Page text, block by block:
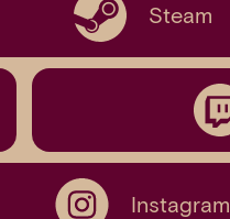
Steam
Instagram